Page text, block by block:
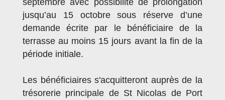
jusqu’au 15 octobre sous réserve d’une
demande écrite par le bénéficiaire de la
terrasse au moins 15 jours avant la fin de la
période initiale.
Les bénéficiaires s'acquitteront auprès de la
trésorerie principale de St Nicolas de Port